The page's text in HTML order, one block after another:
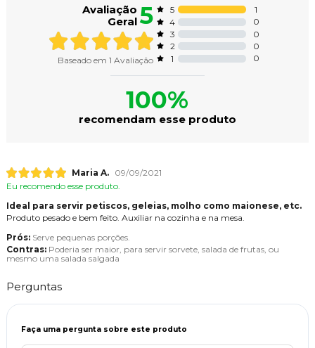
Avaliação
Geral5
Baseado em 1 Avaliação
5
1
4
0
3
0
2
0
1
0
100%
recomendam esse produto
Maria A.
09/09/2021
Eu recomendo esse produto.
Ideal para servir petiscos, geleias, molho como maionese, etc.
Produto pesado e bem feito. Auxiliar na cozinha e na mesa.
Prós: Serve pequenas porções.
Contras: Poderia ser maior, para servir sorvete, salada de frutas, ou
mesmo uma salada salgada
Perguntas
Faça uma pergunta sobre este produto